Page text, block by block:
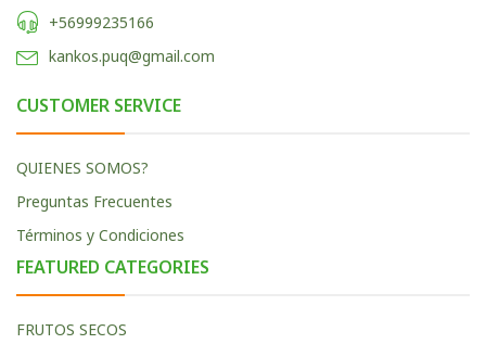
+56999235166
kankos.puq@gmail.com
CUSTOMER SERVICE
QUIENES SOMOS?
Preguntas Frecuentes
Términos y Condiciones
FEATURED CATEGORIES
FRUTOS SECOS